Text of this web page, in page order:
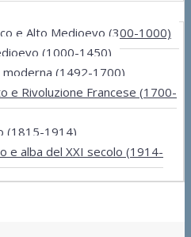
e Alto Medioevo (300-1000)
(1000-1450)
moderna (1492-1700)
e Rivoluzione Francese (1700-
(1815-1914)
e alba del XXI secolo (1914-